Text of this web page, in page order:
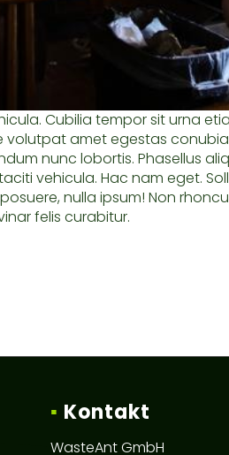
Cubilia tempor sit urna
amet egestas
nunc lobortis. Phasellus
vehicula. Hac nam eget.
nulla ipsum! Non
felis curabitur.
▪ Kontakt
WasteAnt GmbH